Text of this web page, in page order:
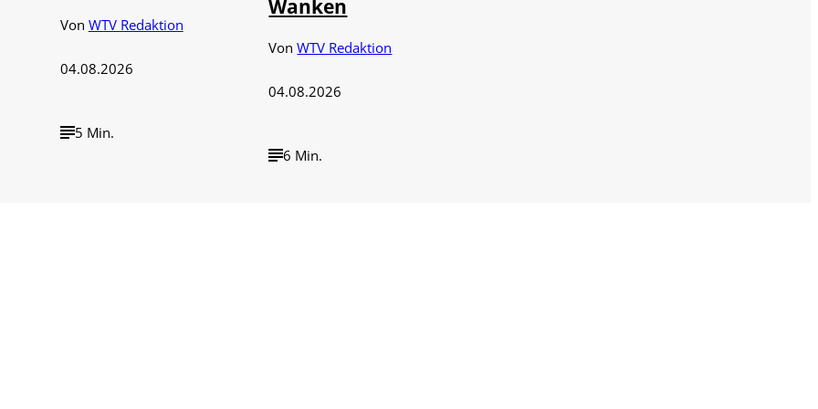
Von WTV Redaktion
04.08.2026
5 Min.
Wanken
VonWTV Redaktion
04.08.2026
6 Min.